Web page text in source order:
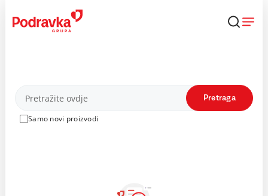
content
Proizvodi
Samo novi proizvodi
Pretraga